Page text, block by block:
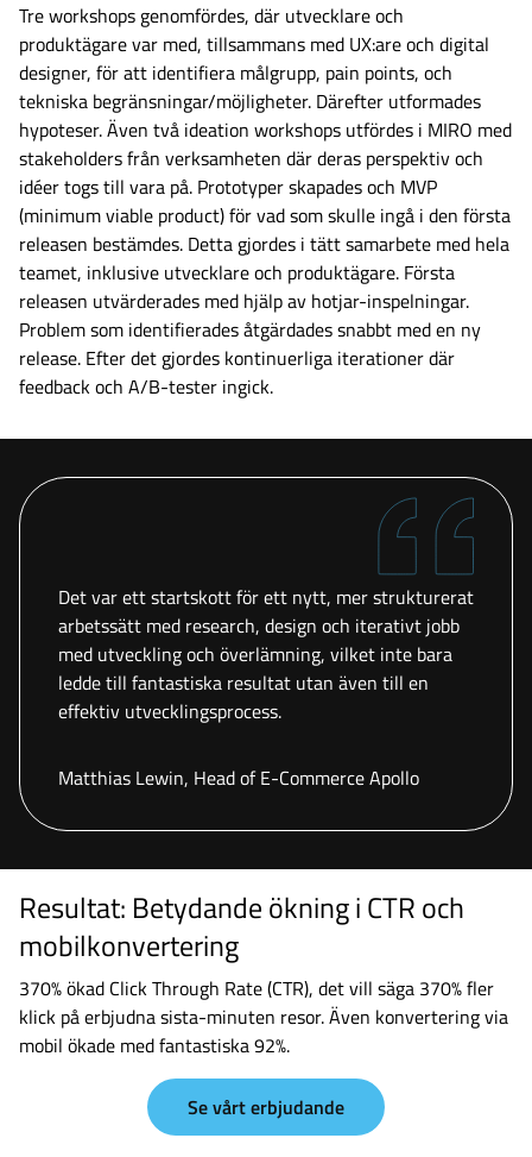
Tre workshops genomfördes, där utvecklare och
produktägare var med, tillsammans med UX:are och digital
designer, för att identifiera målgrupp, pain points, och
tekniska begränsningar/möjligheter. Därefter utformades
hypoteser. Även två ideation workshops utfördes i MIRO med
stakeholders från verksamheten där deras perspektiv och
idéer togs till vara på. Prototyper skapades och MVP
(minimum viable product) för vad som skulle ingå i den första
releasen bestämdes. Detta gjordes i tätt samarbete med hela
teamet, inklusive utvecklare och produktägare. Första
releasen utvärderades med hjälp av hotjar-inspelningar.
Problem som identifierades åtgärdades snabbt med en ny
release. Efter det gjordes kontinuerliga iterationer där
feedback och A/B-tester ingick.
Det var ett startskott för ett nytt, mer strukturerat
arbetssätt med research, design och iterativt jobb
med utveckling och överlämning, vilket inte bara
ledde till fantastiska resultat utan även till en
effektiv utvecklingsprocess.
Matthias Lewin, Head of E-Commerce Apollo
Resultat: Betydande ökning i CTR och
mobilkonvertering
370% ökad Click Through Rate (CTR), det vill säga 370% fler
klick på erbjudna sista-minuten resor. Även konvertering via
mobil ökade med fantastiska 92%.
Se vårt erbjudande